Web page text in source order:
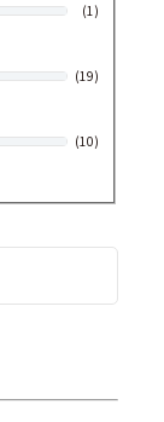
(1)
(19)
(10)